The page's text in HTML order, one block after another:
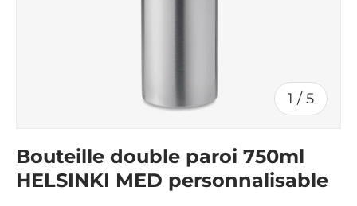
1 / de
5
Bouteille double paroi 750ml
HELSINKI MED personnalisable